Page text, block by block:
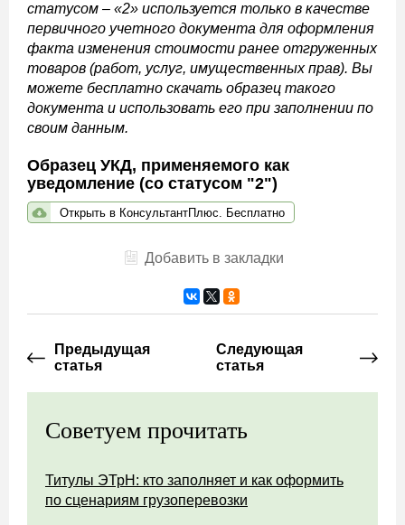
статусом – «2» используется только в качестве
первичного учетного документа для оформления
факта изменения стоимости ранее отгруженных
товаров (работ, услуг, имущественных прав). Вы
можете бесплатно скачать образец такого
документа и использовать его при заполнении по
своим данным.
Образец УКД, применяемого как
уведомление (со статусом "2")
Открыть в КонсультантПлюс. Бесплатно
Добавить в закладки
Предыдущая
статья
Следующая
статья
Советуем прочитать
Титулы ЭТрН: кто заполняет и как оформить
по сценариям грузоперевозки